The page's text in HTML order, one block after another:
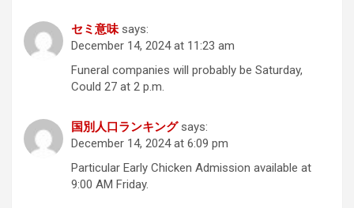
セミ意味 says:
December 14, 2024 at 11:23 am
Funeral companies will probably be Saturday,
Could 27 at 2 p.m.
国別人口ランキング says:
December 14, 2024 at 6:09 pm
Particular Early Chicken Admission available at
9:00 AM Friday.